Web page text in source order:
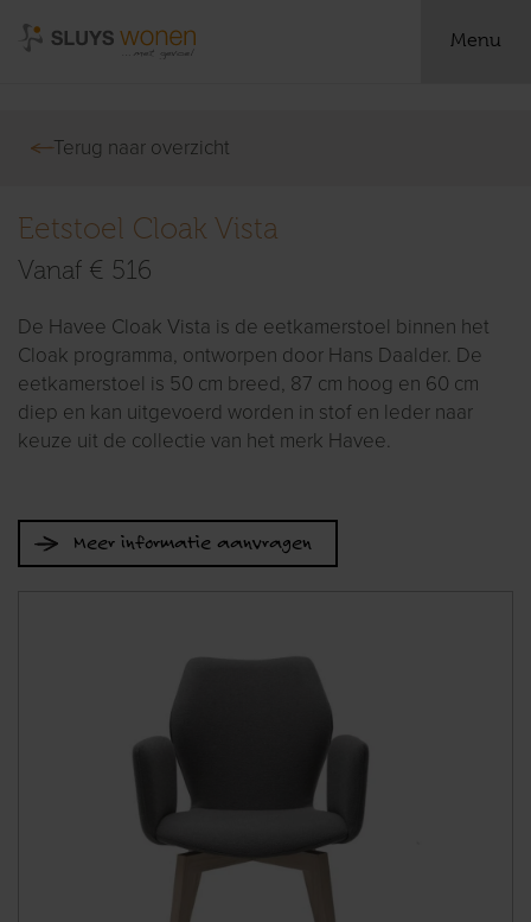
Menu
Terug naar overzicht
Eetstoel Cloak Vista
Vanaf € 516
De Havee Cloak Vista is de eetkamerstoel binnen het
Cloak programma, ontworpen door Hans Daalder. De
eetkamerstoel is 50 cm breed, 87 cm hoog en 60 cm
diep en kan uitgevoerd worden in stof en leder naar
keuze uit de collectie van het merk Havee.
Meer informatie aanvragen